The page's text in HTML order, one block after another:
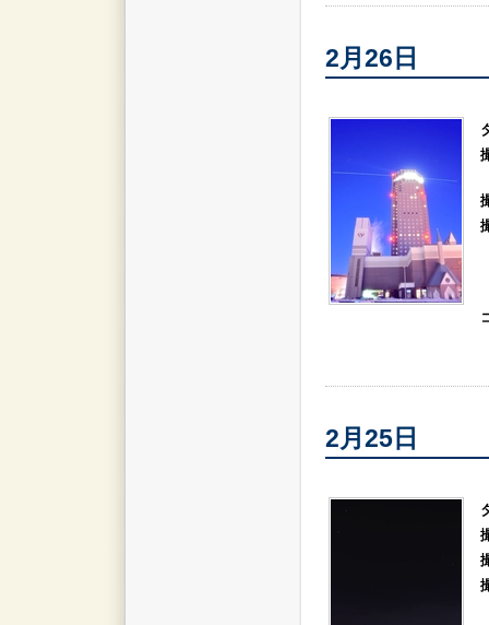
2月26日
2月25日